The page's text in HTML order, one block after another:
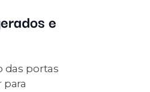
e
das portas
para